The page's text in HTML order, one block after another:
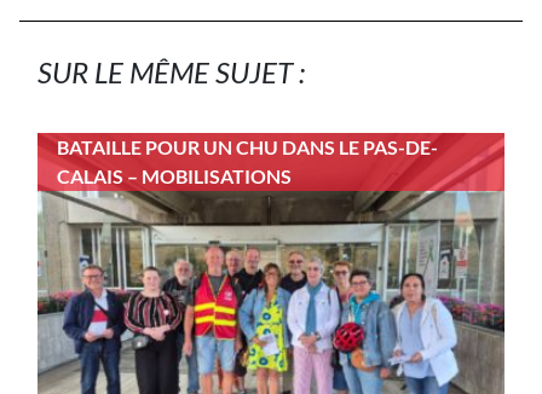
SUR LE MÊME SUJET :
BATAILLE POUR UN CHU DANS LE PAS-DE-
CALAIS – MOBILISATIONS